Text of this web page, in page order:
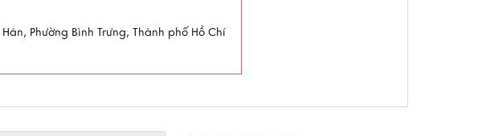
Hán, Phường Bình Trưng, Thành phố Hồ Chí